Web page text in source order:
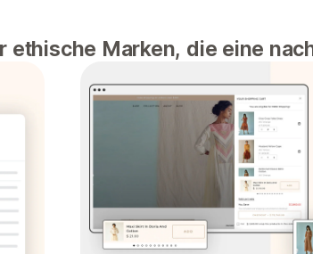
ethische Marken, die eine